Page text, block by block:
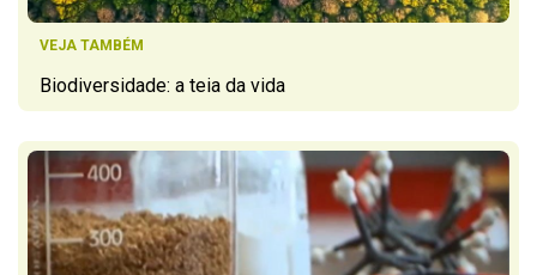
VEJA TAMBÉM
Biodiversidade: a teia da vida